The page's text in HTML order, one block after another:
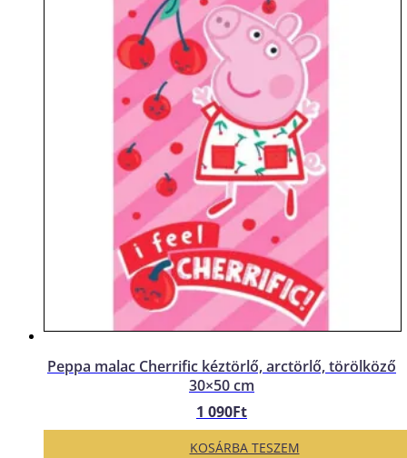
Peppa malac Cherrific kéztörlő, arctörlő, törölköző
30×50 cm
1 090Ft
KOSÁRBA TESZEM